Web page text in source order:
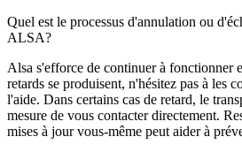
Quel est le processus d'annulation ou
ALSA?
Alsa s'efforce de continuer à fonctionner
retards se produisent, n'hésitez pas à les
l'aide. Dans certains cas de retard, le
mesure de vous contacter directement.
mises à jour vous-même peut aider à